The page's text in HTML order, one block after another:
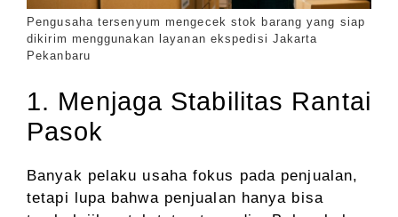
Pengusaha tersenyum mengecek stok barang yang siap
dikirim menggunakan layanan ekspedisi Jakarta
Pekanbaru
1. Menjaga Stabilitas Rantai
Pasok
Banyak pelaku usaha fokus pada penjualan,
tetapi lupa bahwa penjualan hanya bisa